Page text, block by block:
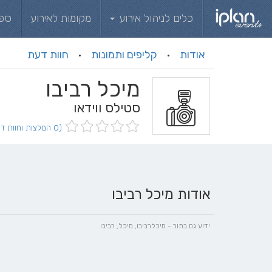
כלים לניהול אירוע מקומות לאירוע
אודות · קליפים ותמונות · חוות דעת
מיכל רביבו
סטילס ווידאו
(0 המלצות וחוות דעת)
אודות מיכל רביבו
ידוע גם בתור - מיכלרביבו, מיכל, רביבו